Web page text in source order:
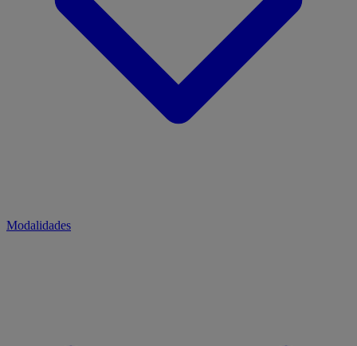
Modalidades